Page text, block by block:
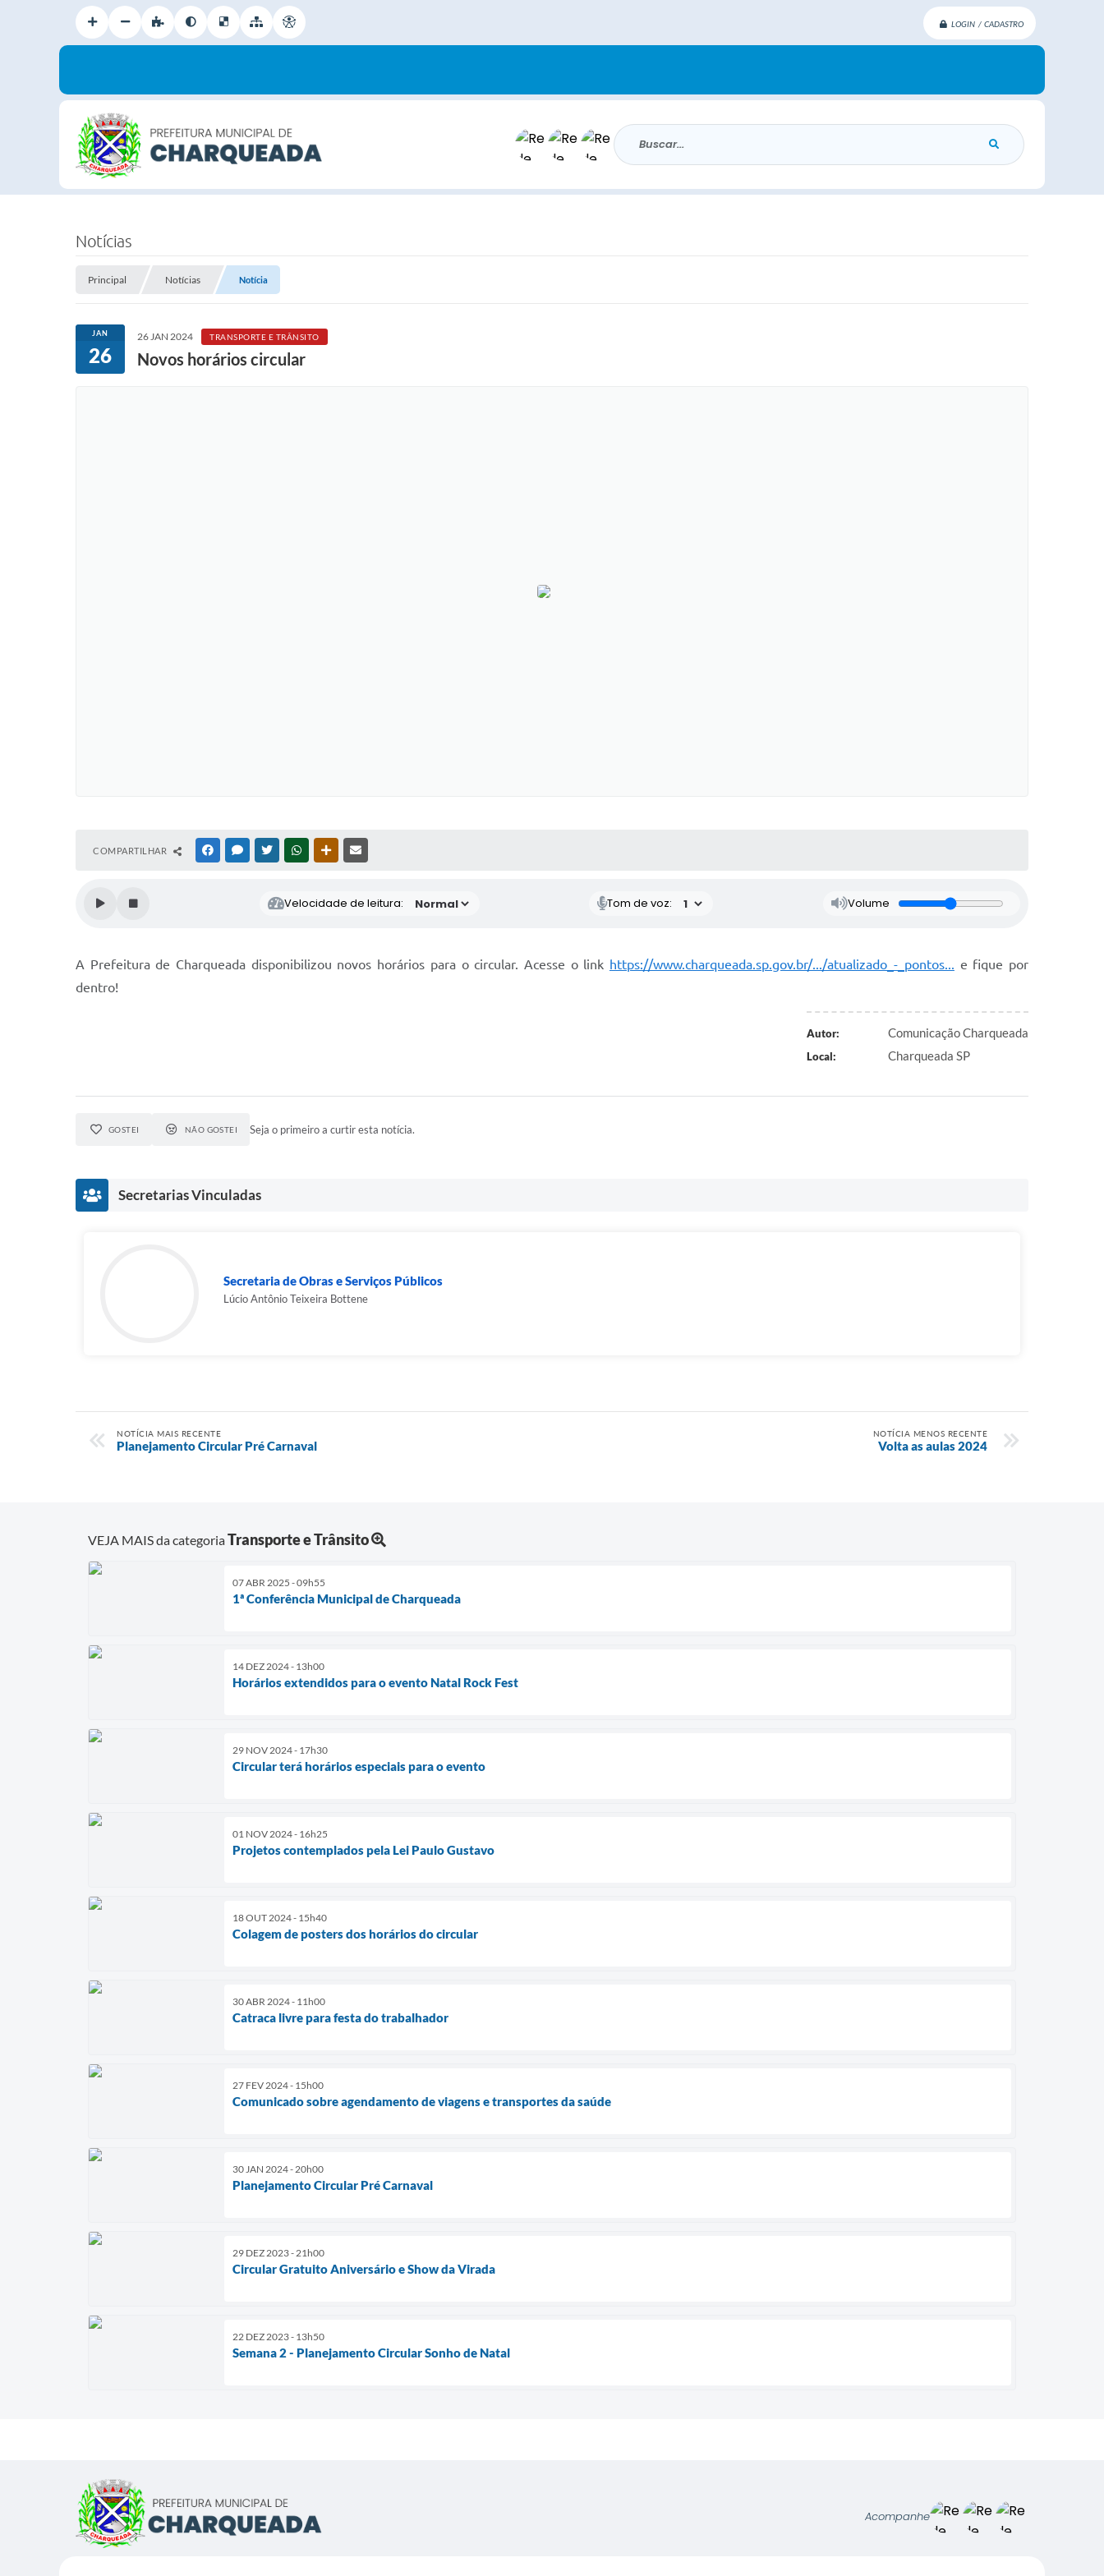
LOGIN / CADASTRO
Buscar...
Notícias
Principal Notícias Notícia
JAN
26
26 JAN 2024 TRANSPORTE E TRÂNSITO
Novos horários circular
COMPARTILHAR FACEBOOKMESSENGER
TWITTERWHATSAPPOUTRAS MÍDIAS
Velocidade de leitura: Tom de voz: Volume
A Prefeitura de Charqueada disponibilizou novos horários para o circular. Acesse o link https://www.charqueada.sp.gov.br/.../atualizado_-_pontos...
e fique por
dentro!
Autor: Comunicação Charqueada
Local: Charqueada SP
GOSTEI NÃO GOSTEI Seja o primeiro a curtir esta notícia.
Secretarias Vinculadas
Secretaria de Obras e Serviços Públicos
Lúcio Antônio Teixeira Bottene
NOTÍCIA MAIS RECENTE
Planejamento Circular Pré Carnaval
NOTÍCIA MENOS RECENTE
Volta as aulas 2024
VEJA MAIS da categoriaTransporte e Trânsito
07 ABR 2025 - 09h55
1ª Conferência Municipal de Charqueada
14 DEZ 2024 - 13h00
Horários extendidos para o evento Natal Rock Fest
29 NOV 2024 - 17h30
Circular terá horários especiais para o evento
01 NOV 2024 - 16h25
Projetos contemplados pela Lei Paulo Gustavo
18 OUT 2024 - 15h40
Colagem de posters dos horários do circular
30 ABR 2024 - 11h00
Catraca livre para festa do trabalhador
27 FEV 2024 - 15h00
Comunicado sobre agendamento de viagens e transportes da saúde
30 JAN 2024 - 20h00
Planejamento Circular Pré Carnaval
29 DEZ 2023 - 21h00
Circular Gratuito Aniversário e Show da Virada
22 DEZ 2023 - 13h50
Semana 2 - Planejamento Circular Sonho de Natal
Acompanhe